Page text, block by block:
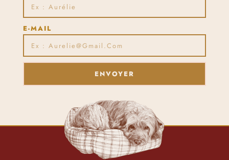
E-MAIL
ENVOYER